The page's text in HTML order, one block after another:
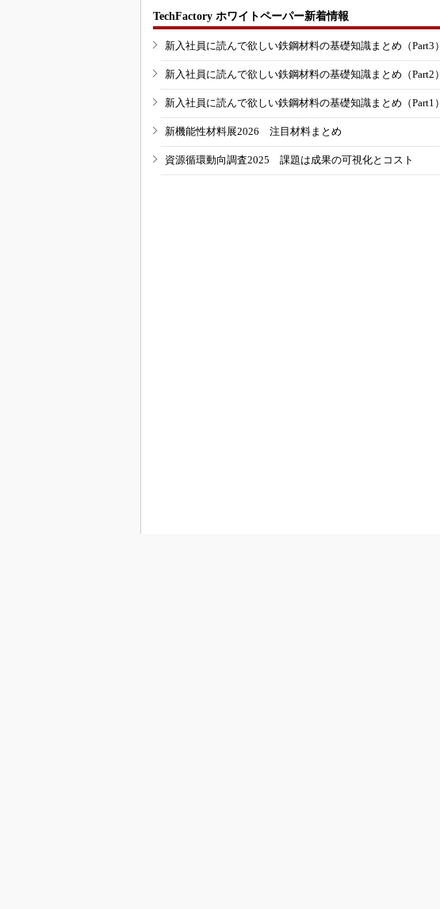
TechFactory ホワイトペーパー新着情報
新入社員に読んで欲しい鉄鋼材料の基礎知識まとめ（Part3）
新入社員に読んで欲しい鉄鋼材料の基礎知識まとめ（Part2）
新入社員に読んで欲しい鉄鋼材料の基礎知識まとめ（Part1）
新機能性材料展2026 注目材料まとめ
資源循環動向調査2025 課題は成果の可視化とコスト